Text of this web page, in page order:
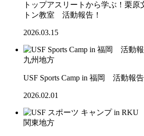
トップアスリートから学ぶ！栗原
トン教室 活動報告！
2026.03.15
九州地方
USF Sports Camp in 福岡 活動報告
2026.02.01
関東地方